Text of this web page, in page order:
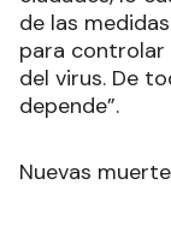
de las
para controlar
del virus. De
depende”.
Nuevas